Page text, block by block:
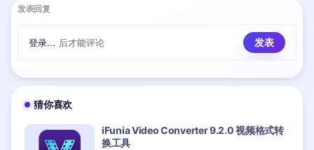
发表回复
登录... 后才能评论
猜你喜欢
iFunia Video Converter 9.2.0 视频格式转
换工具